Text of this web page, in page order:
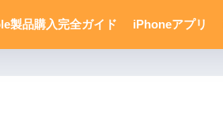
製品購入完全ガイド iPhoneアプリ